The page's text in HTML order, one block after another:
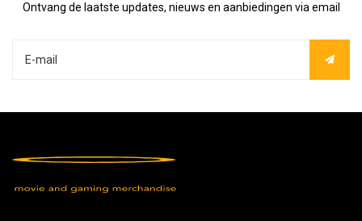
Ontvang de laatste updates, nieuws en aanbiedingen via email